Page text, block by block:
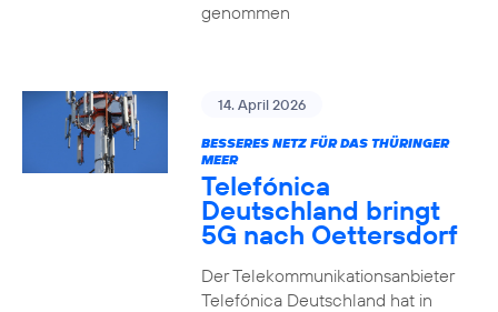
genommen
14. April 2026
BESSERES NETZ FÜR DAS THÜRINGER
MEER
Telefónica
Deutschland bringt
5G nach Oettersdorf
Der Telekommunikationsanbieter
Telefónica Deutschland hat in